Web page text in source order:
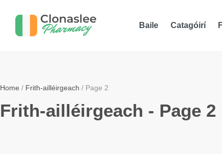
Baile Catagóirí
Home / Frith-ailléirgeach / Page 2
Frith-ailléirgeach - Page 2